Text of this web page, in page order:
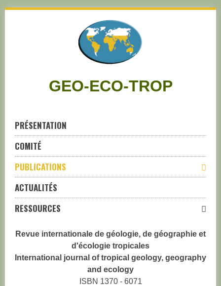
GEO-ECO-TROP
PRÉSENTATION
COMITÉ
PUBLICATIONS
ACTUALITÉS
RESSOURCES
Revue internationale de géologie, de géographie et
d'écologie tropicales
International journal of tropical geology, geography
and ecology
ISBN 1370 - 6071